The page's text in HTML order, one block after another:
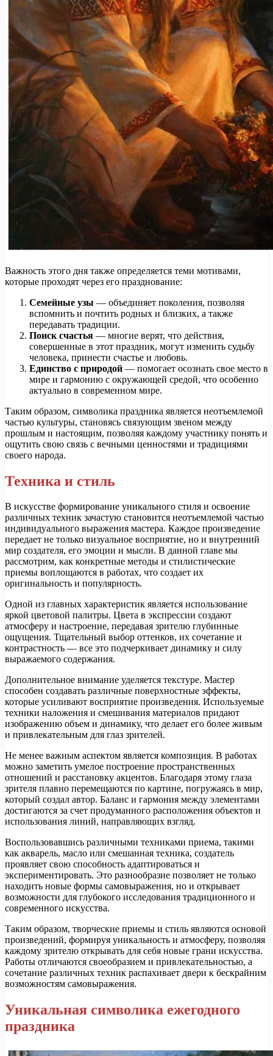
Важность этого дня также определяется теми мотивами,
которые проходят через его празднование:
Семейные узы — объединяет поколения, позволяя
вспомнить и почтить родных и близких, а также
передавать традиции.
Поиск счастья — многие верят, что действия,
совершенные в этот праздник, могут изменить судьбу
человека, принести счастье и любовь.
Единство с природой — помогает осознать свое место в
мире и гармонию с окружающей средой, что особенно
актуально в современном мире.
Таким образом, символика праздника является неотъемлемой
частью культуры, становясь связующим звеном между
прошлым и настоящим, позволяя каждому участнику понять и
ощутить свою связь с вечными ценностями и традициями
своего народа.
Техника и стиль
В искусстве формирование уникального стиля и освоение
различных техник зачастую становится неотъемлемой частью
индивидуального выражения мастера. Каждое произведение
передает не только визуальное восприятие, но и внутренний
мир создателя, его эмоции и мысли. В данной главе мы
рассмотрим, как конкретные методы и стилистические
приемы воплощаются в работах, что создает их
оригинальность и популярность.
Одной из главных характеристик является использование
яркой цветовой палитры. Цвета в экспрессии создают
атмосферу и настроение, передавая зрителю глубинные
ощущения. Тщательный выбор оттенков, их сочетание и
контрастность — все это подчеркивает динамику и силу
выражаемого содержания.
Дополнительное внимание уделяется текстуре. Мастер
способен создавать различные поверхностные эффекты,
которые усиливают восприятие произведения. Используемые
техники наложения и смешивания материалов придают
изображению объем и динамику, что делает его более живым
и привлекательным для глаз зрителей.
Не менее важным аспектом является композиция. В работах
можно заметить умелое построение пространственных
отношений и расстановку акцентов. Благодаря этому глаза
зрителя плавно перемещаются по картине, погружаясь в мир,
который создал автор. Баланс и гармония между элементами
достигаются за счет продуманного расположения объектов и
использования линий, направляющих взгляд.
Воспользовавшись различными техниками приема, такими
как акварель, масло или смешанная техника, создатель
проявляет свою способность адаптироваться и
экспериментировать. Это разнообразие позволяет не только
находить новые формы самовыражения, но и открывает
возможности для глубокого исследования традиционного и
современного искусства.
Таким образом, творческие приемы и стиль являются основой
произведений, формируя уникальность и атмосферу, позволяя
каждому зрителю открывать для себя новые грани искусства.
Работы отличаются своеобразием и привлекательностью, а
сочетание различных техник распахивает двери к бескрайним
возможностям самовыражения.
Уникальная символика ежегодного
праздника